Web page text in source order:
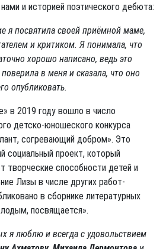
и историей поэтического дебюта:
я посвятила своей приёмной маме,
и критиком. Я понимала, что
хорошо написано, ведь это
в меня и сказала, что оно
опубликовать.
в 2019 году вошло в число
детско-юношеского конкурса
согревающий добром». Это
социальный проект, который
творческие способности детей и
Лизы в числе других работ-
в сборнике литературных
посвящается».
я люблю и всегда с удовольствием